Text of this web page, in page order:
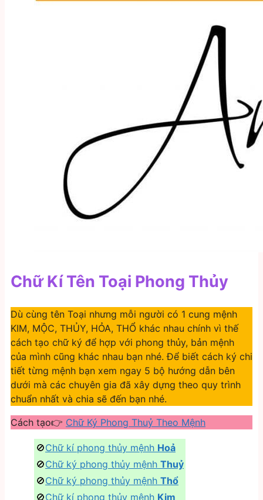
Chữ Kí Tên Toại Phong Thủy
Dù cùng tên Toại nhưng mỗi người có 1 cung mệnh
KIM, MỘC, THỦY, HỎA, THỔ khác nhau chính vì thế
cách tạo chữ ký để hợp với phong thủy, bản mệnh
của mình cũng khác nhau bạn nhé. Để biết cách ký chi
tiết từng mệnh bạn xem ngay 5 bộ hướng dẫn bên
dưới mà các chuyên gia đã xây dựng theo quy trình
chuẩn nhất và chia sẽ đến bạn nhé.
Cách tạo👉 Chữ Ký Phong Thuỷ Theo Mệnh
️🚫Chữ kí phong thủy mệnh Hoả
🚫Chữ ký phong thủy mệnh Thuỷ
🚫Chữ ký phong thủy mệnh Thổ
🚫Chữ kí phong thủy mệnh Kim